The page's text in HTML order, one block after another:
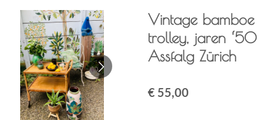
Vintage bamboe
trolley, jaren ‘50
Assfalg Zürich
€ 55,00